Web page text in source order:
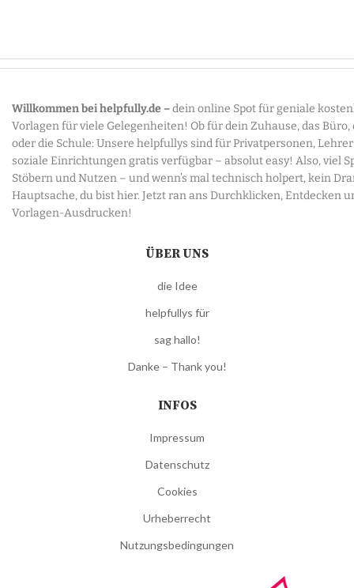
Willkommen bei helpfully.de –dein online Spot für geniale
Vorlagen für viele Gelegenheiten! Ob für dein Zuhause, das Büro,
oder die Schule: Unsere helpfullys sind für Privatpersonen,
soziale Einrichtungen gratis verfügbar – absolut easy! Also, viel
Stöbern und Nutzen – und wenn’s mal technisch holpert, kein
Hauptsache, du bist hier. Jetzt ran ans Durchklicken, Entdecken
Vorlagen-Ausdrucken!
ÜBER UNS
die Idee
helpfullys für
sag hallo!
Danke – Thank you!
INFOS
Impressum
Datenschutz
Cookies
Urheberrecht
Nutzungsbedingungen